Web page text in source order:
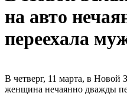
на авто
переехала
В четверг, 11 марта, в Новой
женщина нечаянно дважды